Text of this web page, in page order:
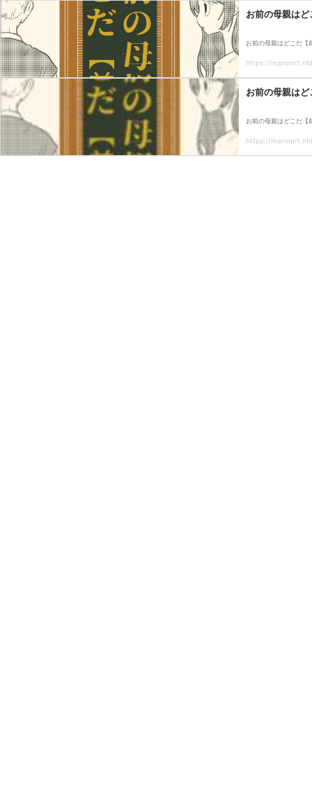
お前の母親は
お前の母親はどこだ【
https://
お前の母親は
お前の母親はどこだ【
https://